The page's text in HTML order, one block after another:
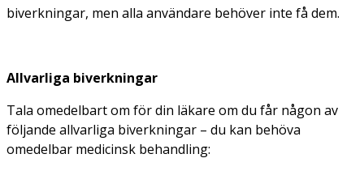
biverkningar, men alla användare behöver inte få dem.
Allvarliga biverkningar
Tala omedelbart om för din läkare om du får någon av
följande allvarliga biverkningar – du kan behöva
omedelbar medicinsk behandling: